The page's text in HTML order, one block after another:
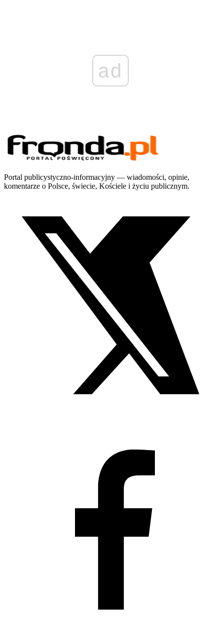
ad
Portal publicystyczno-informacyjny — wiadomości, opinie,
komentarze o Polsce, świecie, Kościele i życiu publicznym.